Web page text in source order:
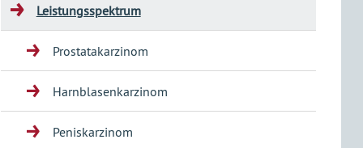
Leistungsspektrum
Prostatakarzinom
Harnblasenkarzinom
Peniskarzinom